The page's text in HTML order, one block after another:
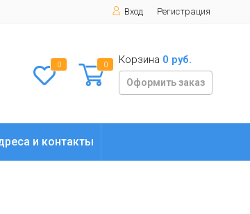
Вход Регистрация
0 0 Корзина 0 руб.
Оформить заказ
и контакты